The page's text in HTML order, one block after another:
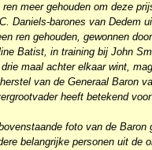
meer gehouden om deze
Daniels-barones van Dedem
ren gehouden, gewonnen
Batist, in training bij John
maal achter elkaar wint,
van de Generaal Baron
heeft betekend
foto van de
belangrijke personen uit de